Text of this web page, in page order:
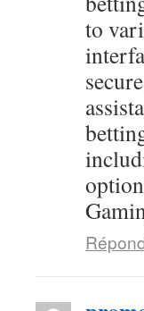
to